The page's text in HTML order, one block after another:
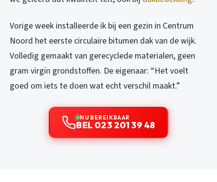
Vorige week installeerde ik bij een gezin in Centrum
Noord het eerste circulaire bitumen dak van de wijk.
Volledig gemaakt van gerecyclede materialen, geen
gram virgin grondstoffen. De eigenaar: “Het voelt
goed om iets te doen wat echt verschil maakt.”
NU BEREIKBAAR
BEL 023 201 39 48